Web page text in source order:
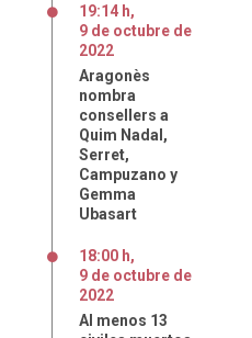
19:14 h,
9 de octubre de
2022
Aragonès
nombra
consellers a
Quim Nadal,
Serret,
Campuzano y
Gemma
Ubasart
18:00 h,
9 de octubre de
2022
Al menos 13